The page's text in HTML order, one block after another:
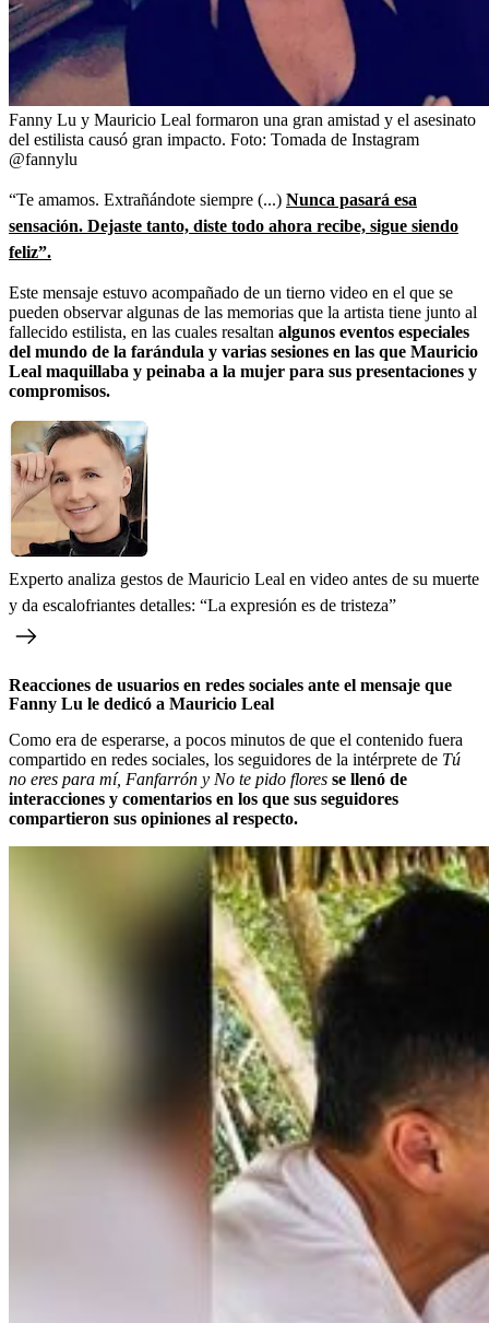
Fanny Lu y Mauricio Leal formaron una gran amistad y el asesinato
del estilista causó gran impacto. Foto: Tomada de Instagram
@fannylu
“Te amamos. Extrañándote siempre (...) Nunca pasará esa
sensación. Dejaste tanto, diste todo ahora recibe, sigue siendo
feliz”.
Este mensaje estuvo acompañado de un tierno video en el que se
pueden observar algunas de las memorias que la artista tiene junto al
fallecido estilista, en las cuales resaltan algunos eventos especiales
del mundo de la farándula y varias sesiones en las que Mauricio
Leal maquillaba y peinaba a la mujer para sus presentaciones y
compromisos.
Experto analiza gestos de Mauricio Leal en video antes de su muerte
y da escalofriantes detalles: “La expresión es de tristeza”
Reacciones de usuarios en redes sociales ante el mensaje que
Fanny Lu le dedicó a Mauricio Leal
Como era de esperarse, a pocos minutos de que el contenido fuera
compartido en redes sociales, los seguidores de la intérprete de Tú
no eres para mí, Fanfarrón y No te pido flores se llenó de
interacciones y comentarios en los que sus seguidores
compartieron sus opiniones al respecto.